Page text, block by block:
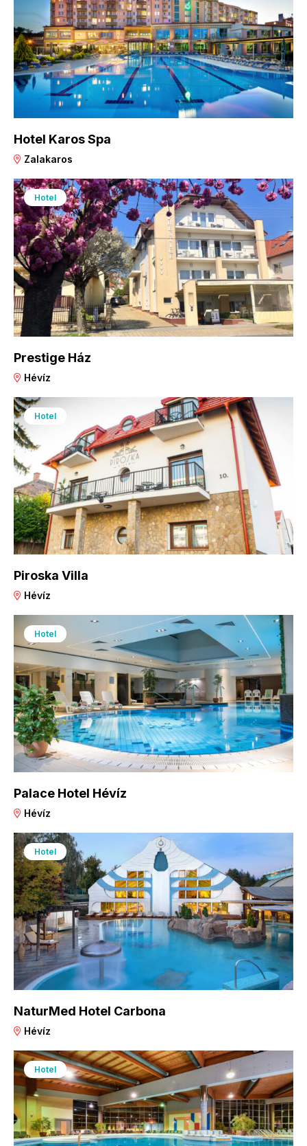
Hotel Karos Spa
Zalakaros
Hotel
Prestige Ház
Hévíz
Hotel
Piroska Villa
Hévíz
Hotel
Palace Hotel Hévíz
Hévíz
Hotel
NaturMed Hotel Carbona
Hévíz
Hotel